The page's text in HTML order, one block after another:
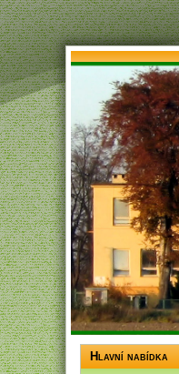
Hlavní nabídka